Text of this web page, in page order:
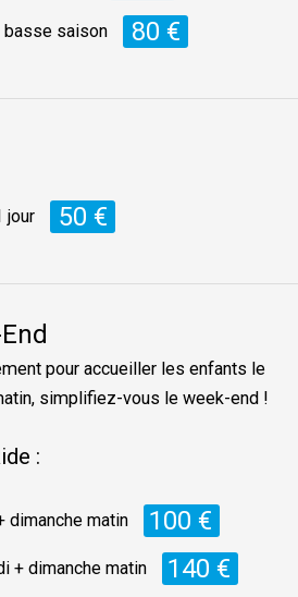
basse saison 80 €
jour 50 €
pour accueiller les enfants le
simplifiez-vous le week-end !
:
dimanche matin 100 €
+ dimanche matin 140 €